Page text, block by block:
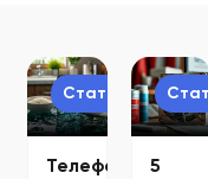
Статьи
Телефон
5